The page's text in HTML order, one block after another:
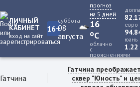
ЛИЧНЫЙ
КАБИНЕТ
вход на сайт
16+
суббота
08
августа
прогноз
на 5 дней
16
oC
облачно
с
прояснениями
евро
юань
1.22
Гатчина
Гатчина
сквер "Юность" и